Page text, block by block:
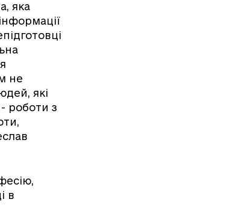
яка
не
які
роботи з
в